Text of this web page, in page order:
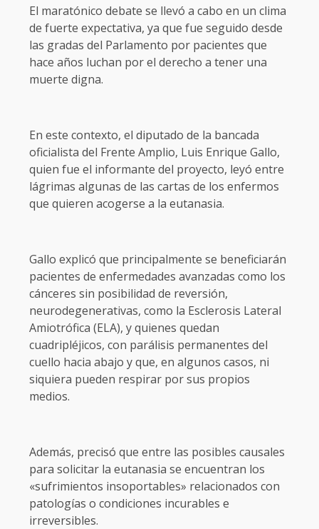
El maratónico debate se llevó a cabo en un clima
de fuerte expectativa, ya que fue seguido desde
las gradas del Parlamento por pacientes que
hace años luchan por el derecho a tener una
muerte digna.
En este contexto, el diputado de la bancada
oficialista del Frente Amplio, Luis Enrique Gallo,
quien fue el informante del proyecto, leyó entre
lágrimas algunas de las cartas de los enfermos
que quieren acogerse a la eutanasia.
Gallo explicó que principalmente se beneficiarán
pacientes de enfermedades avanzadas como los
cánceres sin posibilidad de reversión,
neurodegenerativas, como la Esclerosis Lateral
Amiotrófica (ELA), y quienes quedan
cuadripléjicos, con parálisis permanentes del
cuello hacia abajo y que, en algunos casos, ni
siquiera pueden respirar por sus propios
medios.
Además, precisó que entre las posibles causales
para solicitar la eutanasia se encuentran los
«sufrimientos insoportables» relacionados con
patologías o condiciones incurables e
irreversibles.